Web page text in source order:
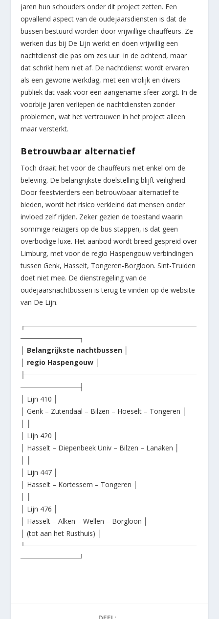
jaren hun schouders onder dit project zetten. Een
opvallend aspect van de oudejaarsdiensten is dat de
bussen bestuurd worden door vrijwillige chauffeurs. Ze
werken dus bij De Lijn werkt en doen vrijwillig een
nachtdienst die pas om zes uur in de ochtend, maar
dat schrikt hem niet af. De nachtdienst wordt ervaren
als een gewone werkdag, met een vrolijk en divers
publiek dat vaak voor een aangename sfeer zorgt. In de
voorbije jaren verliepen de nachtdiensten zonder
problemen, wat het vertrouwen in het project alleen
maar versterkt.
Betrouwbaar alternatief
Toch draait het voor de chauffeurs niet enkel om de
beleving. De belangrijkste doelstelling blijft veiligheid.
Door feestvierders een betrouwbaar alternatief te
bieden, wordt het risico verkleind dat mensen onder
invloed zelf rijden. Zeker gezien de toestand waarin
sommige reizigers op de bus stappen, is dat geen
overbodige luxe. Het aanbod wordt breed gespreid over
Limburg, met voor de regio Haspengouw verbindingen
tussen Genk, Hasselt, Tongeren-Borgloon. Sint-Truiden
doet niet mee. De dienstregeling van de
oudejaarsnachtbussen is terug te vinden op de website
van De Lijn.
┌───────────────────────────────────
────────────┐
Belangrijkste nachtbussen │
│ regio Haspengouw
├───────────────────────────────────
────────────┤
│ Lijn 410 │
│ Genk – Zutendaal – Bilzen – Hoeselt – Tongeren │
│ Lijn 420 │
│ Hasselt – Diepenbeek Univ – Bilzen – Lanaken │
│ Lijn 447 │
│ Hasselt – Kortessem – Tongeren │
│ Lijn 476 │
│ Hasselt – Alken – Wellen – Borgloon │
│ (tot aan het Rusthuis) │
└───────────────────────────────────
────────────┘